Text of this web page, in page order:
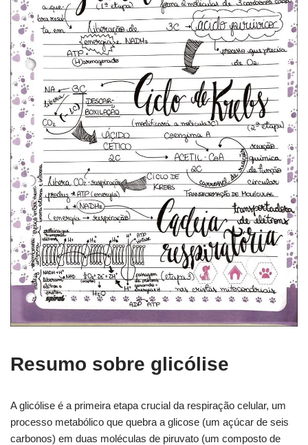
Resumo sobre glicólise
A glicólise é a primeira etapa crucial da respiração celular, um
processo metabólico que quebra a glicose (um açúcar de seis
carbonos) em duas moléculas de piruvato (um composto de